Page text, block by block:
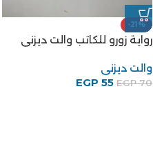
-21%
رواية زورو للكاتب والت ديزنى
والت ديزنى
EGP70
EGP 55